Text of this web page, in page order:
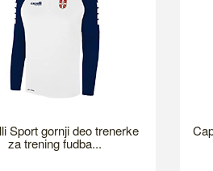
Sport gornji deo trenerke
za trening fudba...